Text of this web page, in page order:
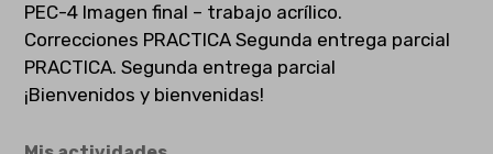
PEC-4 Imagen final – trabajo acrílico.
Correcciones PRACTICA Segunda entrega parcial
PRACTICA. Segunda entrega parcial
¡Bienvenidos y bienvenidas!